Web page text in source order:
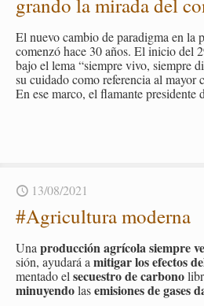
gran­do la mi­ra­da del
El nuevo cam­bio de pa­ra­dig­ma en la
co­men­zó hace 30 años. El inicio del
bajo el lema “siem­pre vivo, siem­pre
su cui­da­do como re­fe­ren­cia al mayor
En ese marco, el fla­man­te pre­si­den­te
13/08/2021
#Agri­cul­tu­ra mo­der­na
Unapro­duc­ción agrí­co­la siem­pre
sión, ayu­da­rá ami­ti­gar los efec­tos
men­ta­do else­cues­tro de car­bono
mi­nu­yen­dolasemi­sio­nes de gases